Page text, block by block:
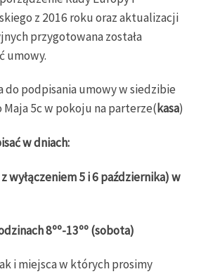
z 2016 roku oraz aktualizacji
przygotowana została
umowy.
do podpisania umowy w siedzibie
Maja 5c w pokoju na parterze(kasa)
w dniach:
wyłączeniem 5 i 6 października)w
8ºº-13ºº(sobota)
i miejsca w których prosimy